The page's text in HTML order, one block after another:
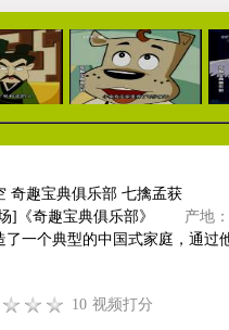
05:54 18:17
奇趣宝典俱乐部 七擒孟获
]《奇趣宝典俱乐部》
产地：
了一个典型的中国式家庭，通过
10 视频打分